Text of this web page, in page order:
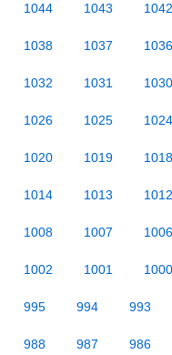
1044 1043 1042
1038 1037 1036
1032 1031 1030
1026 1025 1024
1020 1019 1018
1014 1013 1012
1008 1007 1006
1002 1001 1000
995 994 993
988 987 986